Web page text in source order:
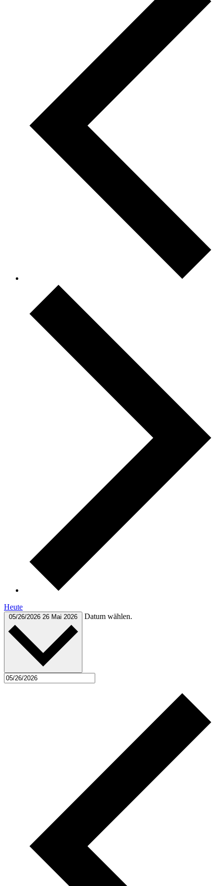
Heute
05/26/2026 26 Mai 2026 Datum wählen.